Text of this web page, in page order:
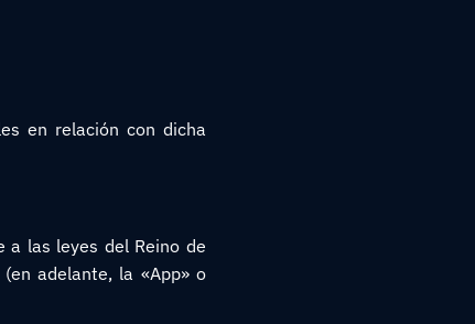
en relación con dicha
a las leyes del Reino de
adelante, la «App» o